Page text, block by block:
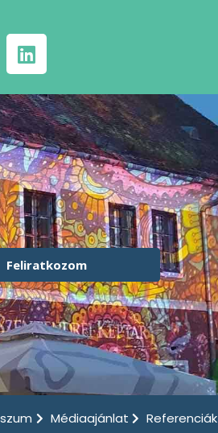
Feliratkozom
Médiaajánlat Referenciák